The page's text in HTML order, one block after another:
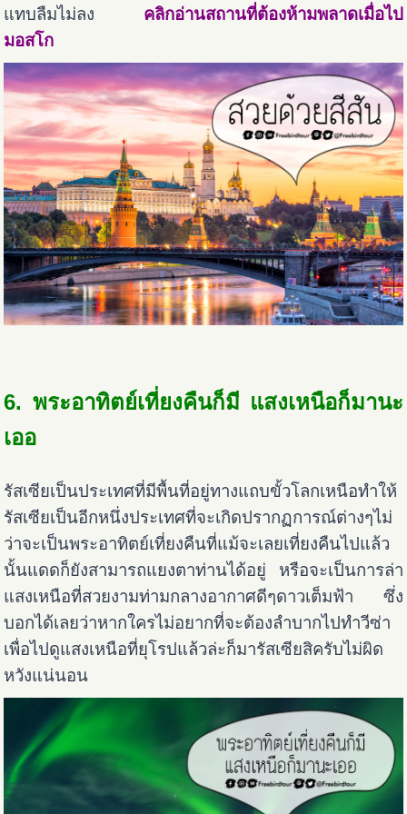
แทบลืมไม่ลง คลิกอ่านสถานที่ต้องห้ามพลาดเมื่อไป
มอสโก
6. พระอาทิตย์เที่ยงคืนก็มี แสงเหนือก็มานะ
เออ
รัสเซียเป็นประเทศที่มีพื้นที่อยู่ทางแถบขั้วโลกเหนือทำให้
รัสเซียเป็นอีกหนึ่งประเทศที่จะเกิดปรากฏการณ์ต่างๆไม่
ว่าจะเป็นพระอาทิตย์เที่ยงคืนที่แม้จะเลยเที่ยงคืนไปแล้ว
นั้นแดดก็ยังสามารถแยงตาท่านได้อยู่ หรือจะเป็นการล่า
แสงเหนือที่สวยงามท่ามกลางอากาศดีๆดาวเต็มฟ้า ซึ่ง
บอกได้เลยว่าหากใครไม่อยากที่จะต้องลำบากไปทำวีซ่า
เพื่อไปดูแสงเหนือที่ยุโรปแล้วล่ะก็มารัสเซียสิครับไม่ผิด
หวังแน่นอน